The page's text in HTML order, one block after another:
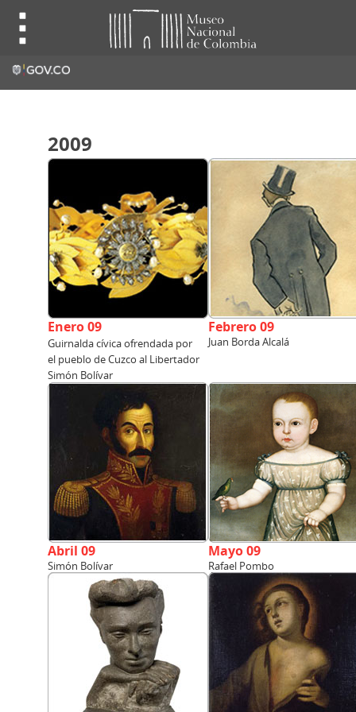
2009
Enero 09
Guirnalda cívica ofrendada por
el pueblo de Cuzco al Libertador
Simón Bolívar
Febrero 09
Juan Borda Alcalá
Abril 09
Simón Bolívar
Mayo 09
Rafael Pombo